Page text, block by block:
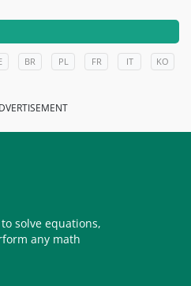
BR PL FR IT
KO
solve equations,
any math